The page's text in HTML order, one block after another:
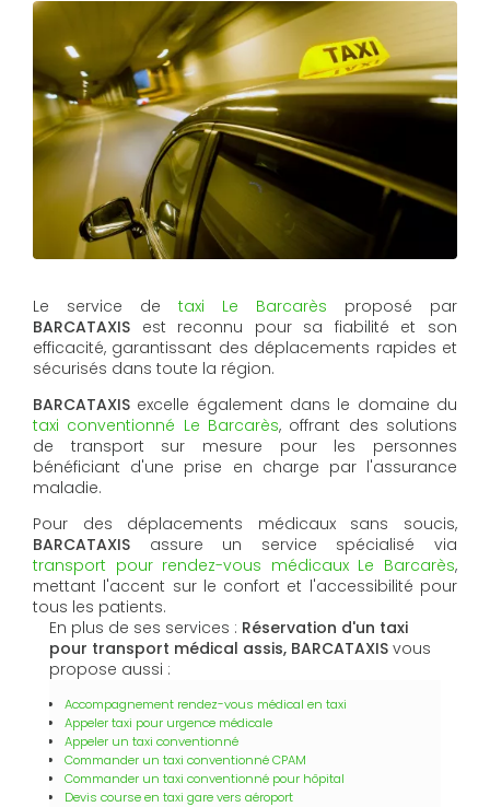
Le service de taxi Le Barcarès proposé par
BARCATAXIS est reconnu pour sa fiabilité et son
efficacité, garantissant des déplacements rapides et
sécurisés dans toute la région.
BARCATAXIS excelle également dans le domaine du
taxi conventionné Le Barcarès, offrant des solutions
de transport sur mesure pour les personnes
bénéficiant d'une prise en charge par l'assurance
maladie.
Pour des déplacements médicaux sans soucis,
BARCATAXIS assure un service spécialisé via
transport pour rendez-vous médicaux Le Barcarès,
mettant l'accent sur le confort et l'accessibilité pour
tous les patients.
En plus de ses services : Réservation d'un taxi
pour transport médical assis, BARCATAXIS vous
propose aussi :
Accompagnement rendez-vous médical en taxi
Appeler taxi pour urgence médicale
Appeler un taxi conventionné
Commander un taxi conventionné CPAM
Commander un taxi conventionné pour hôpital
Devis course en taxi gare vers aéroport